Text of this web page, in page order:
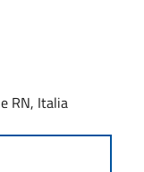
RN, Italia